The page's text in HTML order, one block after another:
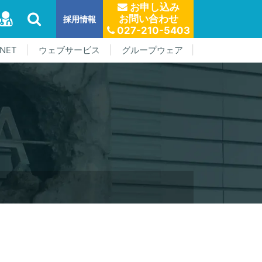
採用情報
お申し込み
お問い合わせ
027-210-5403
ウェブサービス グループウェア